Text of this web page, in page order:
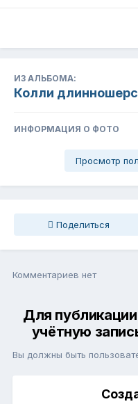
ИЗ АЛЬБОМА:
Колли
ИНФОРМАЦИЯ О ФОТО
Просмотр
Поделиться
Комментариев нет
Для
учётную
Вы должны быть